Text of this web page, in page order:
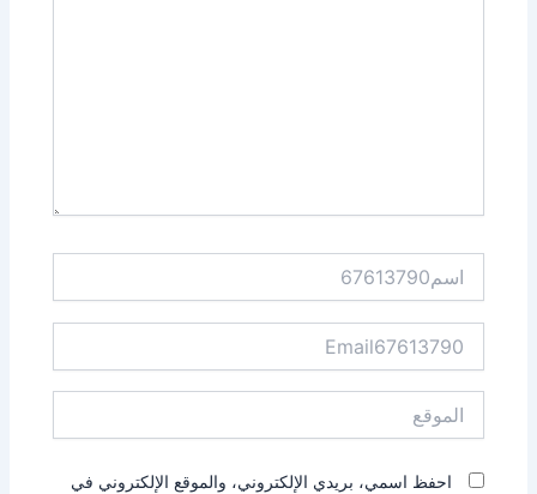
احفظ اسمي، بريدي الإلكتروني، والموقع الإلكتروني في